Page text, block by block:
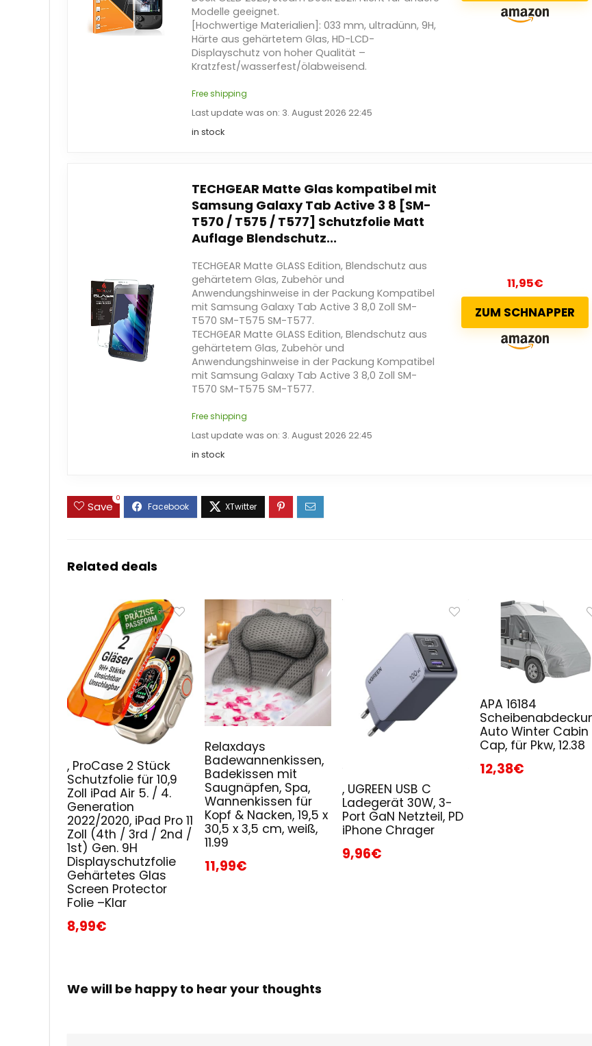
Modelle geeignet.
[Hochwertige Materialien]: 033 mm, ultradünn, 9H,
Härte aus gehärtetem Glas, HD-LCD-
Displayschutz von hoher Qualität –
Kratzfest/wasserfest/ölabweisend.
Free shipping
Last update was on: 3. August 2026 22:45
in stock
TECHGEAR Matte Glas kompatibel mit
Samsung Galaxy Tab Active 3 8 [SM-
T570 / T575 / T577] Schutzfolie Matt
Auflage Blendschutz...
TECHGEAR Matte GLASS Edition, Blendschutz aus
gehärtetem Glas, Zubehör und
Anwendungshinweise in der Packung Kompatibel
mit Samsung Galaxy Tab Active 3 8,0 Zoll SM-
T570 SM-T575 SM-T577.
TECHGEAR Matte GLASS Edition, Blendschutz aus
gehärtetem Glas, Zubehör und
Anwendungshinweise in der Packung Kompatibel
mit Samsung Galaxy Tab Active 3 8,0 Zoll SM-
T570 SM-T575 SM-T577.
Free shipping
Last update was on: 3. August 2026 22:45
in stock
11,95€
ZUM SCHNAPPER
Save
0
Related deals
, ProCase 2 Stück
Schutzfolie für 10,9
Zoll iPad Air 5. / 4.
Generation
2022/2020, iPad Pro 11
Zoll (4th / 3rd / 2nd /
1st) Gen. 9H
Displayschutzfolie
Gehärtetes Glas
Screen Protector
Folie –Klar
8,99€
Relaxdays
Badewannenkissen,
Badekissen mit
Saugnäpfen, Spa,
Wannenkissen für
Kopf & Nacken, 19,5 x
30,5 x 3,5 cm, weiß,
11.99
11,99€
, UGREEN USB C
Ladegerät 30W, 3-
Port GaN Netzteil, PD
iPhone Chrager
9,96€
APA 16184
Auto Winter Cabin
Cap, für Pkw, 12.38
12,38€
We will be happy to hear your thoughts